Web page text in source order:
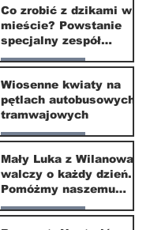
Co zrobić z dzikami w
mieście? Powstanie
specjalny zespół
ekspertów
Nasze miasto
20 kwi
Wiosenne kwiaty na
pętlach autobusowych i
tramwajowych
Nasze miasto
20 kwi
Mały Luka z Wilanowa
walczy o każdy dzień.
Pomóżmy naszemu
małemu sąsiadowi
odzyskać dzieciństwo
Nasze miasto